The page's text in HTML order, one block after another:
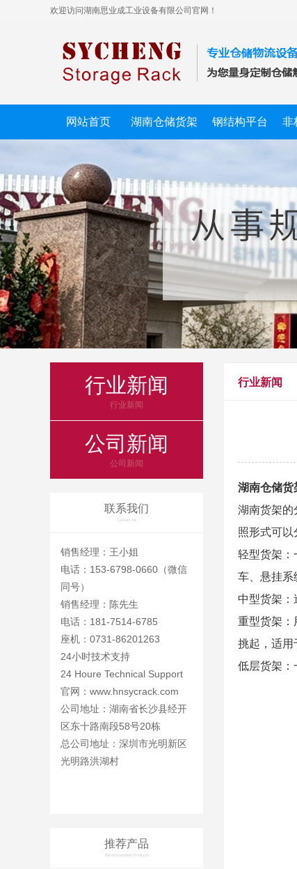
欢迎访问湖南思业成工业设备有限公司官网！
网站首页 湖南仓储货架 钢结构平台 非
行业新闻
行业新闻
公司新闻
公司新闻
联系我们
Contact us
销售经理：王小姐
电话：153-6798-0660（微信
同号）
销售经理：陈先生
电话：181-7514-6785
座机：0731-86201263
24小时技术支持
24 Houre Technical Support
官网： www.hnsycrack.com
公司地址：湖南省长沙县经开
区东十路南段58号20栋
总公司地址：深圳市光明新区
光明路洪湖村
推荐产品
Recommended Products
行业新闻
湖南仓储货
湖南货架的
照形式可以
轻型货架：
车、悬挂系
中型货架：
重型货架：
挑起，适用
低层货架：